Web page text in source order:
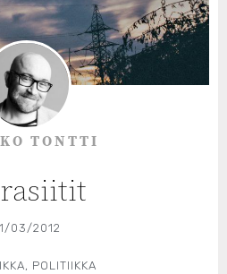
TONTTI
03/2012
POLITIIKKA